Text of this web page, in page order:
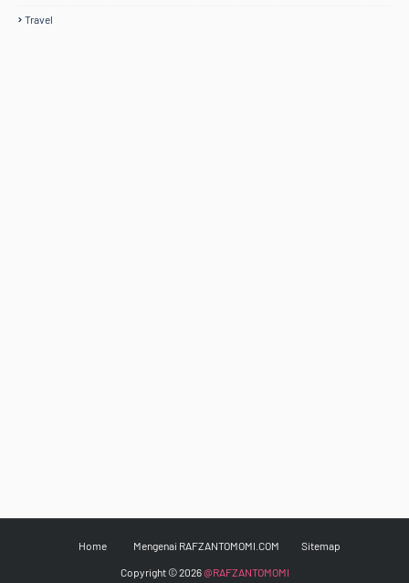
Travel
Home Mengenai RAFZANTOMOMI.COM Sitemap
Copyright ©2026@RAFZANTOMOMI